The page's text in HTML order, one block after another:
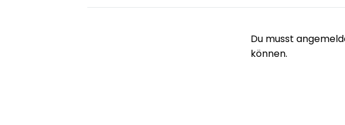
Du musst
können.